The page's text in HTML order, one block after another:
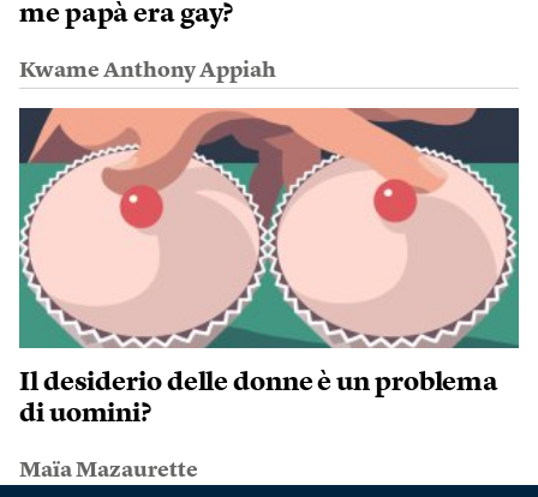
me papà era gay?
Kwame Anthony Appiah
Il desiderio delle donne è un problema
di uomini?
Maïa Mazaurette